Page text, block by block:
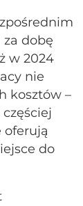
dobę
w 2024
nie
kosztów –
oferują
do